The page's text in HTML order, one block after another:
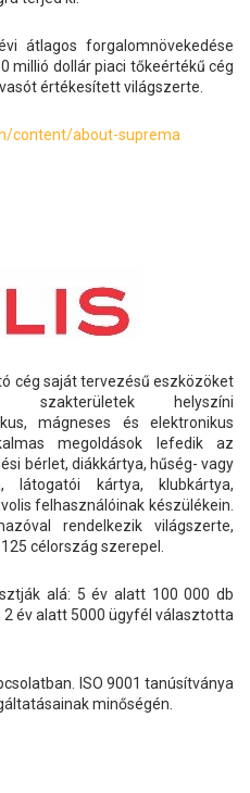
átlagos forgalomnövekedése
millió dollár piaci tőkeértékű cég
értékesített világszerte.
content/about-suprema
cég saját tervezésű eszközöket
helyszíni
mágneses és elektronikus
megoldások lefedik az
bérlet, diákkártya, hűség- vagy
látogatói kártya, klubkártya,
felhasználóinak készülékein.
rendelkezik világszerte,
célország szerepel.
alá: 5 év alatt 100 000 db
év alatt 5000 ügyfél választotta
ISO 9001 tanúsítványa
minőségén.